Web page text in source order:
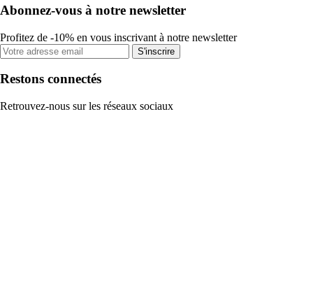
Abonnez-vous à notre newsletter
Profitez de -10% en vous inscrivant à notre newsletter
S'inscrire
Restons connectés
Retrouvez-nous sur les réseaux sociaux